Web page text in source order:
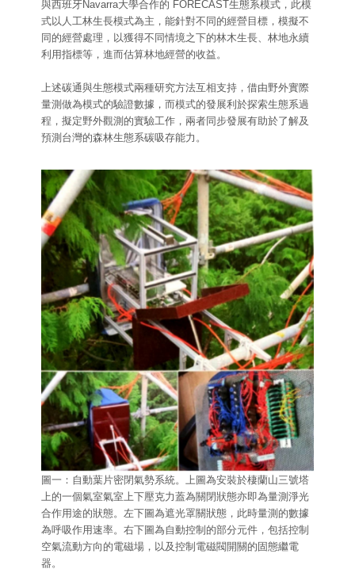
與西班牙Navarra大學合作的 FORECAST生態系模式，此模
式以人工林生長模式為主，能針對不同的經營目標，模擬不
同的經營處理，以獲得不同情境之下的林木生長、林地永續
利用指標等，進而估算林地經營的收益。
上述碳通與生態模式兩種研究方法互相支持，借由野外實際
量測做為模式的驗證數據，而模式的發展利於探索生態系過
程，擬定野外觀測的實驗工作，兩者同步發展有助於了解及
預測台灣的森林生態系碳吸存能力。
圖一：自動葉片密閉氣勢系統。上圖為安裝於棲蘭山三號塔
上的一個氣室氣室上下壓克力蓋為關閉狀態亦即為量測淨光
合作用途的狀態。左下圖為遮光罩關狀態，此時量測的數據
為呼吸作用速率。右下圖為自動控制的部分元件，包括控制
空氣流動方向的電磁場，以及控制電磁閥開關的固態繼電
器。